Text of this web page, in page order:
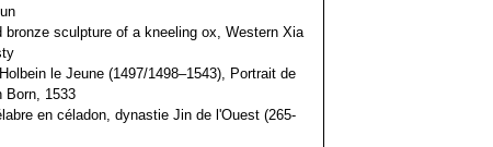
bronze sculpture of a kneeling ox, Western Xia
le Jeune (1497/1498–1543), Portrait de
Born, 1533
en céladon, dynastie Jin de l'Ouest (265-